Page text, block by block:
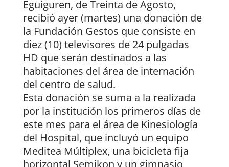
Eguiguren, de Treinta de Agosto,
recibió ayer (martes) una donación de
la Fundación Gestos que consiste en
diez (10) televisores de 24 pulgadas
HD que serán destinados a las
habitaciones del área de internación
del centro de salud.
Esta donación se suma a la realizada
por la institución los primeros días de
este mes para el área de Kinesiología
del Hospital, que incluyó un equipo
Meditea Múltiplex, una bicicleta fija